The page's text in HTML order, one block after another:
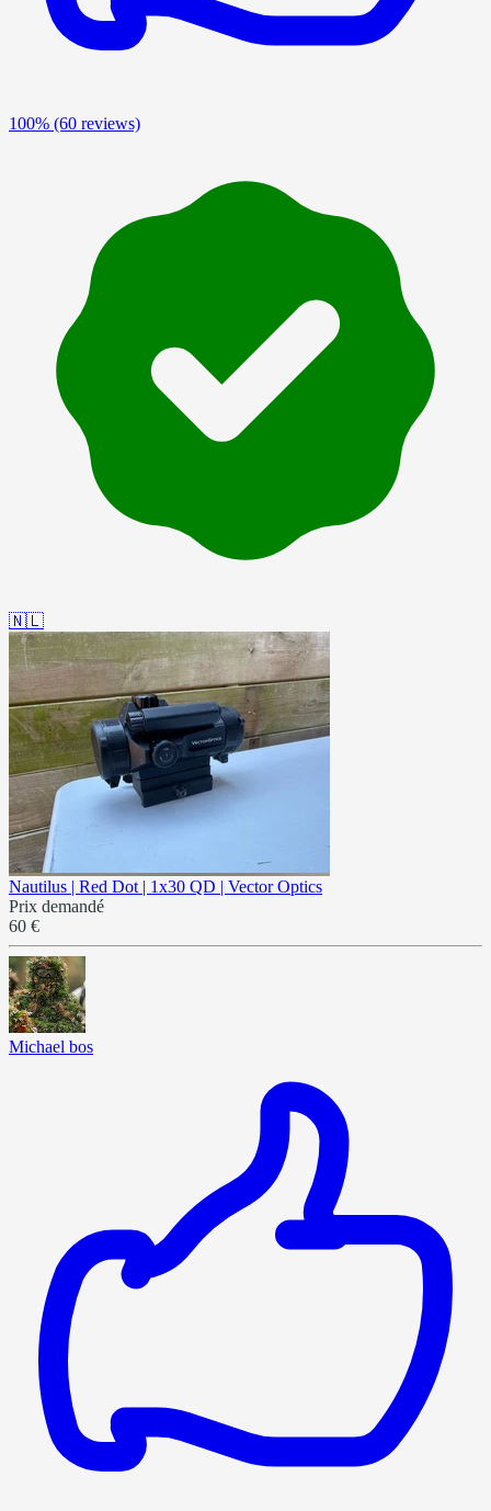
100% (60 reviews)
🇳🇱
Nautilus | Red Dot | 1x30 QD | Vector Optics
Prix demandé
60 €
Michael bos